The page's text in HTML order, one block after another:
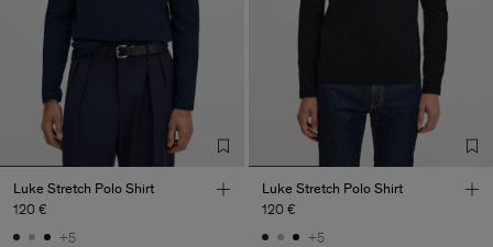
Luke Stretch Polo Shirt
120 €
+5
Luke Stretch Polo Shirt
120 €
+5